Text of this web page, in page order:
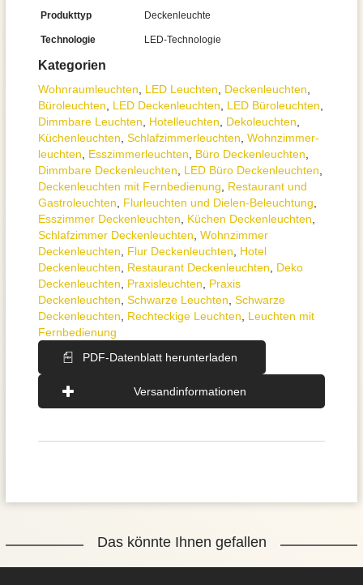
Kategorien
Wohnraum­leuchten LED Leuchten Decken­leuchten
Büroleuchten
LED Deckenleuchten LED Büroleuchten
Dimmbare Leuchten
Hotelleuchten Dekoleuchten
Küchenleuchten Schlafzimmer­leuchten Wohnzimmer­
leuchten
Esszimmer­­leuchten Büro Deckenleuchten
Dimmbare Deckenleuchten
LED Büro Deckenleuchten
Deckenleuchten mit Fernbedienung
Restaurant und
Gastroleuchten
Flurleuchten und Dielen-Beleuchtung
Esszimmer Deckenleuchten
Küchen Deckenleuchten
Schlafzimmer Deckenleuchten Wohnzimmer
Deckenleuchten
Flur Deckenleuchten
Hotel
Deckenleuchten
Restaurant Deckenleuchten
Deko
Deckenleuchten
Praxisleuchten
Praxis
Deckenleuchten Schwarze Leuchten Schwarze
Deckenleuchten
Rechteckige Leuchten
Leuchten mit
Fernbedienung
PDF-Datenblatt herunterladen
Versandinformationen
Produkttyp Deckenleuchte
Technologie LED-Technologie
Das könnte Ihnen gefallen